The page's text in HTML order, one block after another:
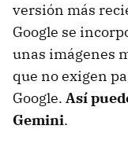
versión más
Google se
unas imágenes
que no exigen
Google. Así
Gemini.